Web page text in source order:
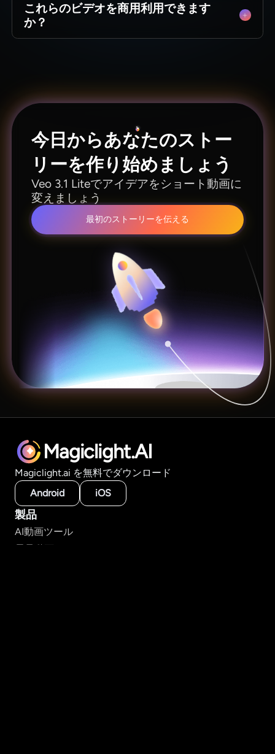
とアスペクト比をサポートしているため、ビデ
オはソーシャルメディア、広告、デモ用にすぐ
に使用できます。横長または縦長です。
これらのビデオを商用利用できます
か？
今日からあなたのストー
リーを作り始めましょう
Veo 3.1 Liteでアイデアをショート動画に
変えましょう
最初のストーリーを伝える
Magiclight.AI
Magiclight.ai を無料でダウンロード
Android
iOS
製品
AI動画ツール
長尺動画ジェネレーター